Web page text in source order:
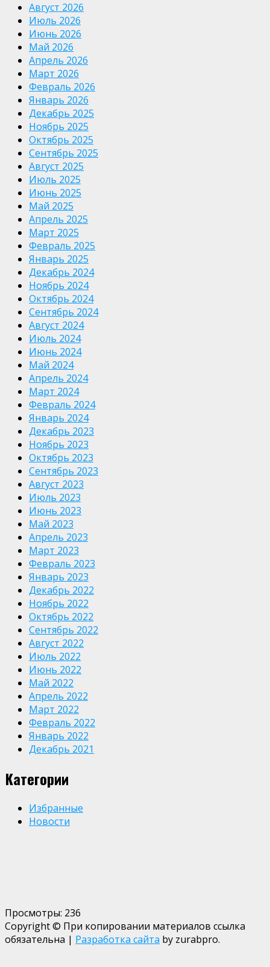
Август 2026
Июль 2026
Июнь 2026
Май 2026
Апрель 2026
Март 2026
Февраль 2026
Январь 2026
Декабрь 2025
Ноябрь 2025
Октябрь 2025
Сентябрь 2025
Август 2025
Июль 2025
Июнь 2025
Май 2025
Апрель 2025
Март 2025
Февраль 2025
Январь 2025
Декабрь 2024
Ноябрь 2024
Октябрь 2024
Сентябрь 2024
Август 2024
Июль 2024
Июнь 2024
Май 2024
Апрель 2024
Март 2024
Февраль 2024
Январь 2024
Декабрь 2023
Ноябрь 2023
Октябрь 2023
Сентябрь 2023
Август 2023
Июль 2023
Июнь 2023
Май 2023
Апрель 2023
Март 2023
Февраль 2023
Январь 2023
Декабрь 2022
Ноябрь 2022
Октябрь 2022
Сентябрь 2022
Август 2022
Июль 2022
Июнь 2022
Май 2022
Апрель 2022
Март 2022
Февраль 2022
Январь 2022
Декабрь 2021
Категории
Избранные
Новости
Просмотры: 236
Copyright © При копировании материалов ссылка
обязательна | Разработка сайта by zurabpro.